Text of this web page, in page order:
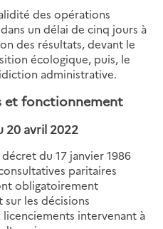
des opérations
un délai de cinq jours à
des résultats, devant le
écologique, puis, le
administrative.
fonctionnement
20 avril 2022
du 17 janvier 1986
paritaires
obligatoirement
les décisions
intervenant à